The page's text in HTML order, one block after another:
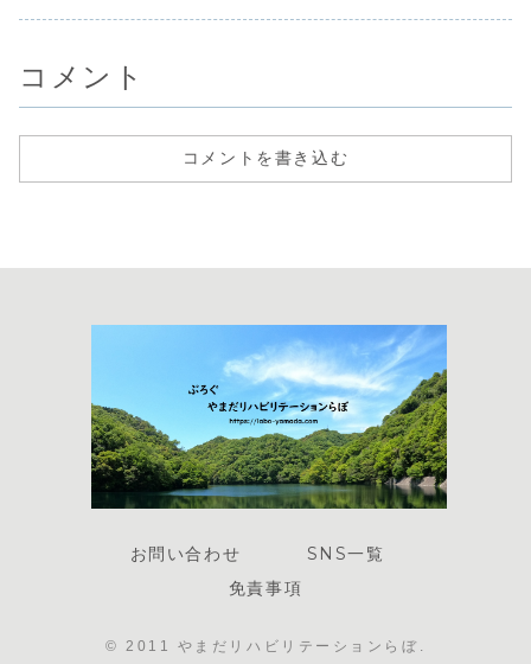
す。
コメント
コメントを書き込む
お問い合わせ
SNS一覧
免責事項
© 2011 やまだリハビリテーションらぼ.